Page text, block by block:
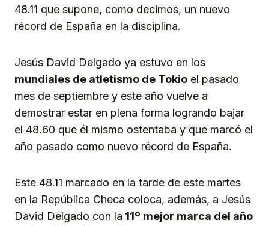
48.11 que supone, como decimos, un nuevo
récord de España en la disciplina.
Jesús David Delgado ya estuvo en los
mundiales de atletismo de Tokio el pasado
mes de septiembre y este año vuelve a
demostrar estar en plena forma logrando bajar
el 48.60 que él mismo ostentaba y que marcó el
año pasado como nuevo récord de España.
Este 48.11 marcado en la tarde de este martes
en la República Checa coloca, además, a Jesús
David Delgado con la 11º mejor marca del año